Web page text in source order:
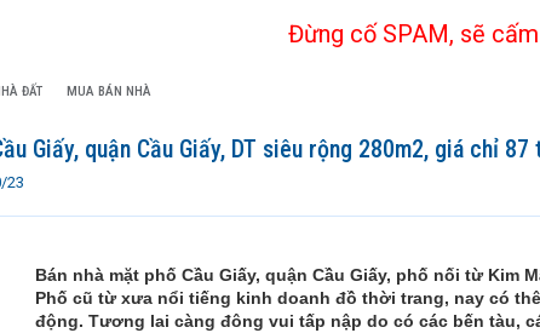
Đừng cố SPAM, sẽ
ĐẤT MUA BÁN NHÀ
Giấy, quận Cầu Giấy, DT siêu rộng 280m2, giá chỉ 87
23
Bán nhà mặt phố Cầu Giấy, quận Cầu Giấy, phố nối từ Kim
Phố cũ từ xưa nổi tiếng kinh doanh đồ thời trang, nay có
động. Tương lai càng đông vui tấp nập do có các bến tàu,